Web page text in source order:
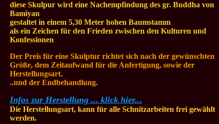
diese Skulpur wird eine Nachempfindung des gr. Buddha von
Bamiyan
gestaltet in einem 5,30 Meter hohen Baumstamm
als ein Zeichen für den Frieden zwischen den Kulturen und
Konfessionen
Der Preis für eine Skulptur richtet sich nach der gewünschten
Größe, dem Zeitaufwand für die Anfertigung, sowie der
Herstellungsart.
..und der Endbehandlung.
Infos zur Herstellung ... klick hier...
Die Herstellungsart, kann für alle Schnitzarbeiten frei gewählt
werden.